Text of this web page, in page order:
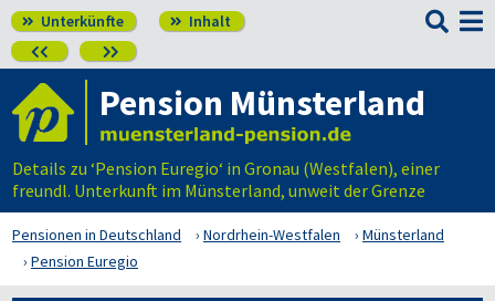
 Unterkünfte  Inhalt
 

Pension Münsterland
Details zu ‘Pension Euregio‘ in Gronau (Westfalen), einer
freundl. Unterkunft im Münsterland, unweit der Grenze
Pensionen in Deutschland Nordrhein-Westfalen
Münsterland
Pension Euregio